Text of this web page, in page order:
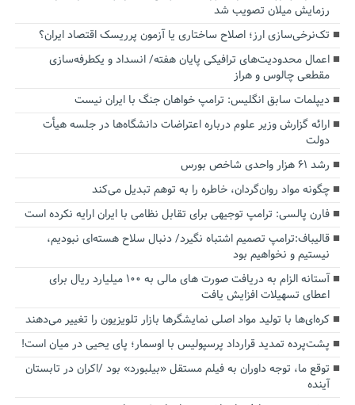
رزمایش میلان تصویب شد
تک‌نرخی‌سازی ارز؛ اصلاح ساختاری یا آزمون پرریسک اقتصاد ایران؟
اعمال محدودیت‌های ترافیکی پایان هفته/ انسداد و یکطرفه‌سازی
مقطعی چالوس و هراز
دیپلمات سابق انگلیس:‌ ترامپ خواهان جنگ با ایران نیست
ارائه گزارش وزیر علوم درباره اعتراضات دانشگاه‌ها در جلسه هیأت
دولت
رشد ۶۱ هزار واحدی شاخص بورس
چگونه مواد روان‌گردان، خاطره را به توهم تبدیل می‌کند
فارن پالسی: ترامپ توجیهی برای تقابل نظامی با ایران ارایه نکرده است
قالیباف:ترامپ تصمیم اشتباه نگیرد/ دنبال سلاح هسته‌ای نبودیم،
نیستیم و نخواهیم بود
آستانه الزام به دریافت صورت های مالی به ۱۰۰ میلیارد ریال برای
اعطای تسهیلات افزایش یافت
کره‌ای‌ها با تولید مواد اصلی نمایشگرها بازار تلویزیون را تغییر می‌دهند
پشت‌پرده تمدید قرارداد پرسپولیس با اوسمار؛ پای یحیی در میان است!
توقع ما، توجه داوران به فیلم مستقل «بیلبورد» بود /اکران در تابستان
آینده